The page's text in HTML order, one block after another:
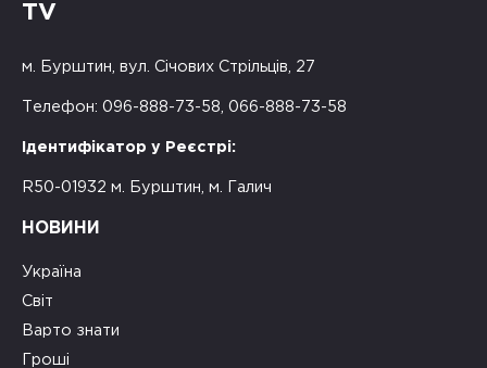
TV
м. Бурштин, вул. Січових Стрільців, 27
Телефон: 096-888-73-58, 066-888-73-58
Ідентифікатор у Реєстрі:
R50-01932 м. Бурштин, м. Галич
НОВИНИ
Україна
Світ
Варто знати
Гроші